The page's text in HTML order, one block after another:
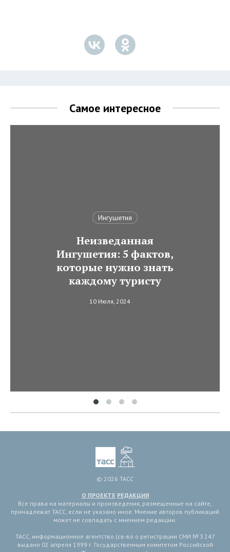
Самое интересное
Ингушетия
Неизведанная
Ингушетия: 5 фактов,
которые нужно знать
каждому туристу
10 Июля, 2024
© 2026 ТАСС
О ПРОЕКТЕ РЕДАКЦИЯ
Все права на материалы и произведения, размещенные на сайте,
принадлежат ТАСС, если не указано иное. Мнение авторов публикаций
может не совпадать с мнением редакции.
ТАСС, информационное агентство (св-во о регистрации СМИ № 3 247
выдано 02 апреля 1999 г. Государственным комитетом Российской